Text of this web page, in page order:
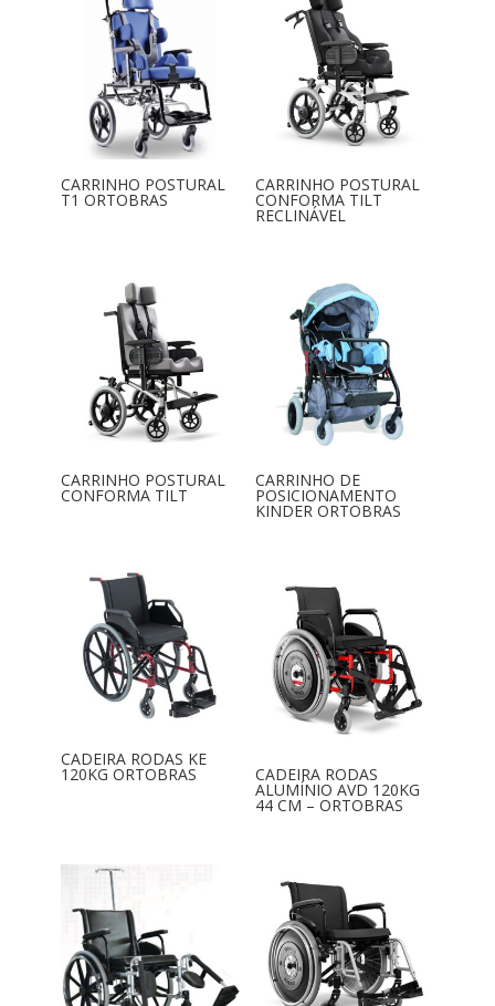
CARRINHO POSTURAL
T1 ORTOBRAS
CARRINHO POSTURAL
CONFORMA TILT
RECLINÁVEL
CARRINHO POSTURAL
CONFORMA TILT
CARRINHO DE
POSICIONAMENTO
KINDER ORTOBRAS
CADEIRA RODAS KE
120KG ORTOBRAS CADEIRA RODAS
ALUMÍNIO AVD 120KG
44 CM – ORTOBRAS